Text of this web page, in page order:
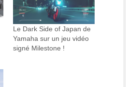
Le Dark Side of Japan de
Yamaha sur un jeu vidéo
signé Milestone !